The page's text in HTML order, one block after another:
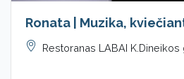
Ronata | Muzika,
Restoranas LABAI K.Dineikos